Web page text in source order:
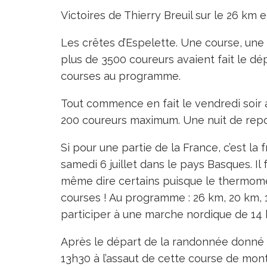
Victoires de Thierry Breuil sur le 26 km
Les crêtes d’Espelette. Une course,
plus de 3500 coureurs avaient fait le
courses au programme.
Tout commence en fait le vendredi soir
200 coureurs maximum. Une nuit de
Si pour une partie de la France, c’est
samedi 6 juillet dans le pays Basques.
même dire certains puisque le
courses ! Au programme : 26 km, 20
participer à une marche nordique de 14
Après le départ de la randonnée donné
13h30 à l’assaut de cette course de